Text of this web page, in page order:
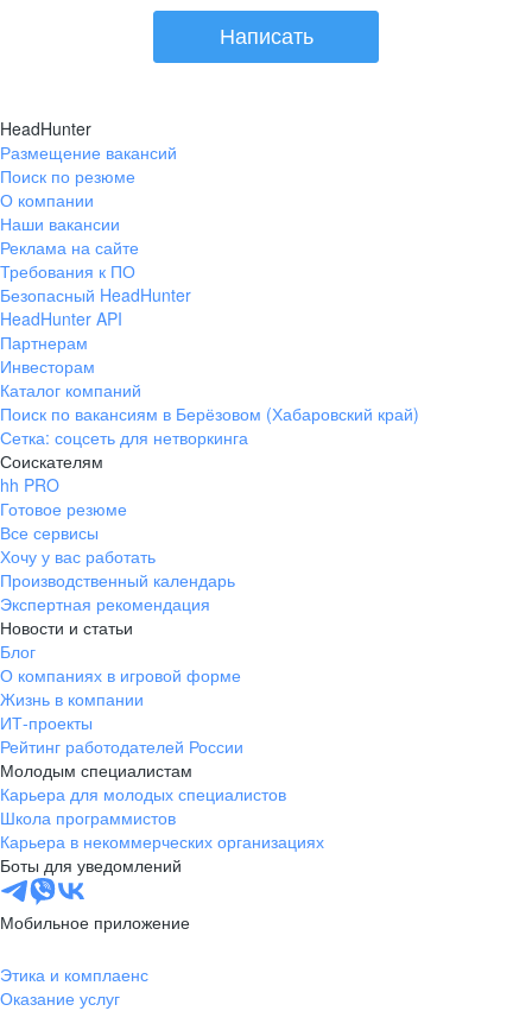
Написать
HeadHunter
Размещение вакансий
Поиск по резюме
О компании
Наши вакансии
Реклама на сайте
Требования к ПО
Безопасный HeadHunter
HeadHunter API
Партнерам
Инвесторам
Каталог компаний
Поиск по вакансиям в Берёзовом (Хабаровский край)
Сетка: соцсеть для нетворкинга
Соискателям
hh PRO
Готовое резюме
Все сервисы
Хочу у вас работать
Производственный календарь
Экспертная рекомендация
Новости и статьи
Блог
О компаниях в игровой форме
Жизнь в компании
ИТ-проекты
Рейтинг работодателей России
Молодым специалистам
Карьера для молодых специалистов
Школа программистов
Карьера в некоммерческих организациях
Боты для уведомлений
Мобильное приложение
Этика и комплаенс
Оказание услуг